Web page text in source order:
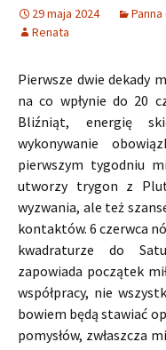
29 maja 2024
Renata
Pierwsze dwie dekady
na co wpłynie do 20
Bliźniąt, energię
wykonywanie
pierwszym tygodniu
utworzy trygon z
wyzwania, ale też
kontaktów. 6 czerwca
kwadraturze do
zapowiada początek
współpracy, nie
bowiem będą stawiać
pomysłów, zwłaszcza